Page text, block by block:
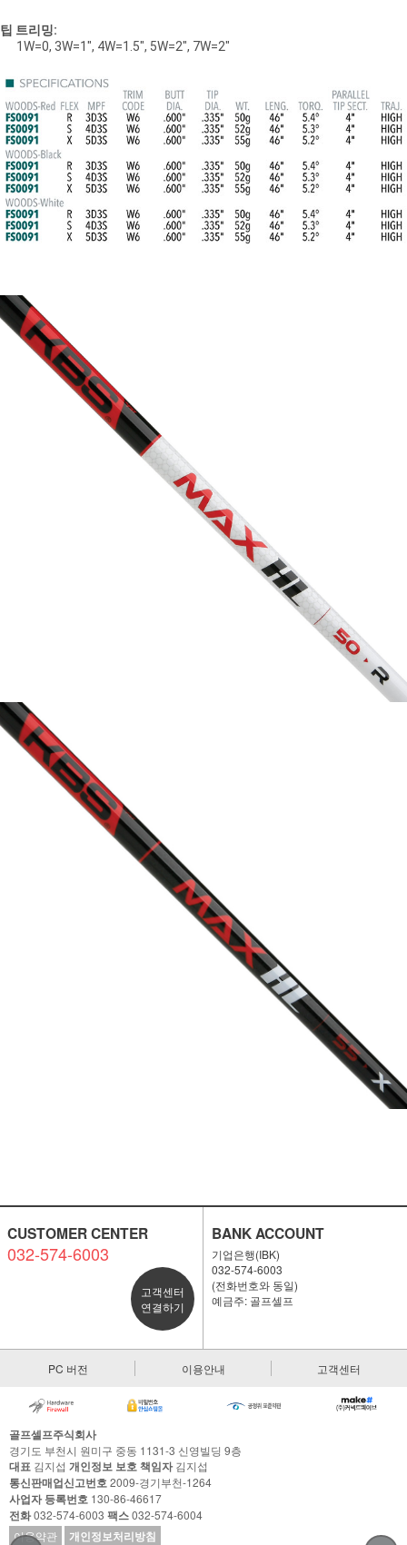
팁 트리밍:
1W=0, 3W=1", 4W=1.5", 5W=2", 7W=2"
CUSTOMER CENTER
032-574-6003
고객센터
연결하기
BANK ACCOUNT
기업은행(IBK)
032-574-6003
(전화번호와 동일)
예금주: 골프셀프
PC 버전 이용안내 고객센터
골프셀프주식회사
경기도 부천시 원미구 중동 1131-3 신영빌딩 9층
대표 김지섭 개인정보 보호 책임자김지섭
통신판매업신고번호2009-경기부천-1264
사업자 등록번호 130-86-46617
전화032-574-6003 팩스032-574-6004
이용약관
개인정보처리방침